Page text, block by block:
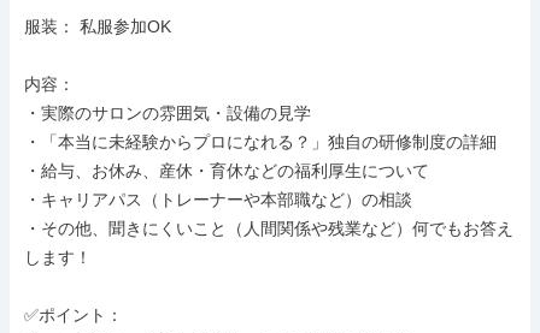
服装： 私服参加OK
内容：
・実際のサロンの雰囲気・設備の見学
・「本当に未経験からプロになれる？」独自の研修制度の詳細
・給与、お休み、産休・育休などの福利厚生について
・キャリアパス（トレーナーや本部職など）の相談
・その他、聞きにくいこと（人間関係や残業など）何でもお答え
します！
✅ポイント：